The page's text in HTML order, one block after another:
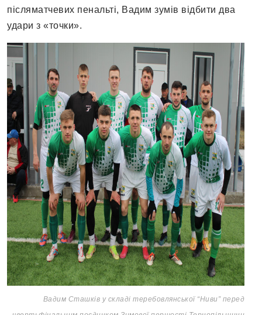
післяматчевих пенальті, Вадим зумів відбити два
удари з «точки».
Вадим Сташків у складі теребовлянської “Ниви” перед